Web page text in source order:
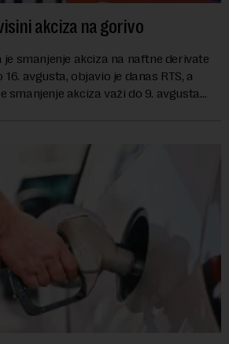
akciza na gorivo
smanjenje akciza na naftne derivate
avgusta, objavio je danas RTS, a
smanjenje akciza važi do 9. avgusta